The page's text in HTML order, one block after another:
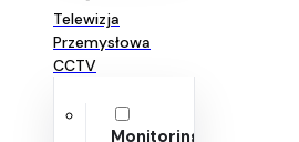
Telewizja
Przemysłowa
CCTV
Monitoring IP